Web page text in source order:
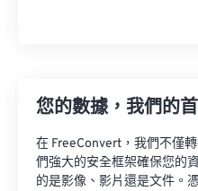
您的數據，我們的
在 FreeConvert，我們不僅
們強大的安全框架確保您的
的是影像、影片還是文件。